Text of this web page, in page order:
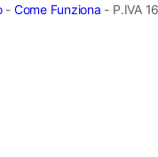
- Come Funziona - P.IVA